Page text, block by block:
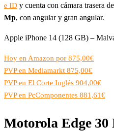
e ID y cuenta con cámara trasera de
Mp, con angular y gran angular.
Apple iPhone 14 (128 GB) –
Hoy en Amazon por 875,00€
PVP en Mediamarkt 875,00€
PVP en El Corte Inglés 904,00€
PVP en PcComponentes 881,61€
Motorola Edge 30